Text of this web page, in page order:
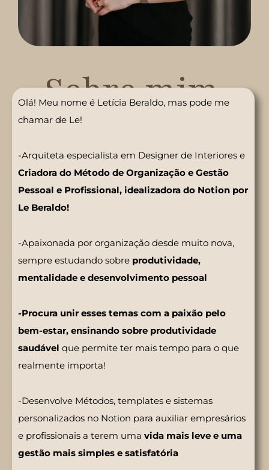
Sobre mim
Olá! Meu nome é Letícia Beraldo, mas pode me
chamar de Le!
-Arquiteta especialista em Designer de Interiores e
Criadora do Método de Organização e Gestão
Pessoal e Profissional, idealizadora do Notion por
Le Beraldo!
-Apaixonada por organização desde muito nova,
sempre estudando sobre produtividade,
mentalidade e desenvolvimento pessoal
-Procura unir esses temas com a paixão pelo
bem-estar, ensinando sobre produtividade
saudável que permite ter mais tempo para o que
realmente importa!
-Desenvolve Métodos, templates e sistemas
personalizados no Notion para auxiliar empresários
e profissionais a terem uma vida mais leve e uma
gestão mais simples e satisfatória